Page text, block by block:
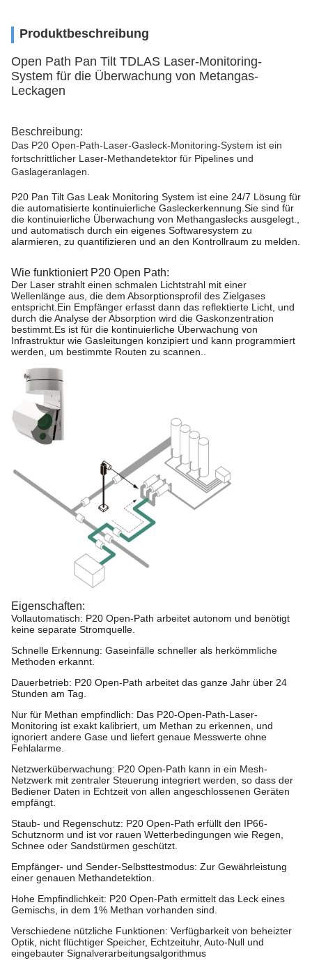
Produktbeschreibung
Open Path Pan Tilt TDLAS Laser-Monitoring-
System für die Überwachung von Metangas-
Leckagen
Beschreibung:
Das P20 Open-Path-Laser-Gasleck-Monitoring-System ist ein
fortschrittlicher Laser-Methandetektor für Pipelines und
Gaslageranlagen.
P20 Pan Tilt Gas Leak Monitoring System ist eine 24/7 Lösung für
die automatisierte kontinuierliche Gasleckerkennung.Sie sind für
die kontinuierliche Überwachung von Methangaslecks ausgelegt.,
und automatisch durch ein eigenes Softwaresystem zu
alarmieren, zu quantifizieren und an den Kontrollraum zu melden.
Wie funktioniert P20 Open Path:
Der Laser strahlt einen schmalen Lichtstrahl mit einer
Wellenlänge aus, die dem Absorptionsprofil des Zielgases
entspricht.Ein Empfänger erfasst dann das reflektierte Licht, und
durch die Analyse der Absorption wird die Gaskonzentration
bestimmt.Es ist für die kontinuierliche Überwachung von
Infrastruktur wie Gasleitungen konzipiert und kann programmiert
werden, um bestimmte Routen zu scannen..
Eigenschaften:
Vollautomatisch: P20 Open-Path arbeitet autonom und benötigt
keine separate Stromquelle.
Schnelle Erkennung: Gaseinfälle schneller als herkömmliche
Methoden erkannt.
Dauerbetrieb: P20 Open-Path arbeitet das ganze Jahr über 24
Stunden am Tag.
Nur für Methan empfindlich: Das P20-Open-Path-Laser-
Monitoring ist exakt kalibriert, um Methan zu erkennen, und
ignoriert andere Gase und liefert genaue Messwerte ohne
Fehlalarme.
Netzwerküberwachung: P20 Open-Path kann in ein Mesh-
Netzwerk mit zentraler Steuerung integriert werden, so dass der
Bediener Daten in Echtzeit von allen angeschlossenen Geräten
empfängt.
Staub- und Regenschutz: P20 Open-Path erfüllt den IP66-
Schutznorm und ist vor rauen Wetterbedingungen wie Regen,
Schnee oder Sandstürmen geschützt.
Empfänger- und Sender-Selbsttestmodus: Zur Gewährleistung
einer genauen Methandetektion.
Hohe Empfindlichkeit: P20 Open-Path ermittelt das Leck eines
Gemischs, in dem 1% Methan vorhanden sind.
Verschiedene nützliche Funktionen: Verfügbarkeit von beheizter
Optik, nicht flüchtiger Speicher, Echtzeituhr, Auto-Null und
eingebauter Signalverarbeitungsalgorithmus